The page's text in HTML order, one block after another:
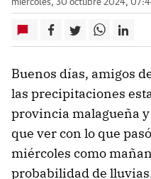
miércoles, 30 octubre 2024,
Buenos días, amigos
las precipitaciones
provincia malagueña
que ver con lo que
miércoles como
probabilidad de